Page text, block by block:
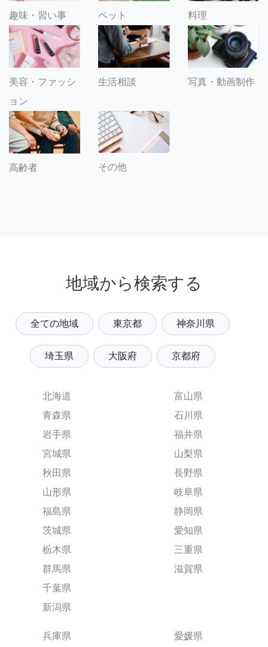
趣味・習い事 ペット 料理
美容・ファッシ
ョン
生活相談 写真・動画制作
高齢者 その他
地域から検索する
全ての地域 東京都 神奈川県
埼玉県 大阪府 京都府
北海道
青森県
岩手県
宮城県
秋田県
山形県
福島県
茨城県
栃木県
群馬県
千葉県
新潟県
富山県
石川県
福井県
山梨県
長野県
岐阜県
静岡県
愛知県
三重県
滋賀県
兵庫県
愛媛県